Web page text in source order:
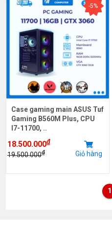
-5%
Case gaming main ASUS Tuf
Gaming B560M Plus, CPU
I7-11700, ..
18.500.000₫
19.500.000₫ Giỏ hàng
1